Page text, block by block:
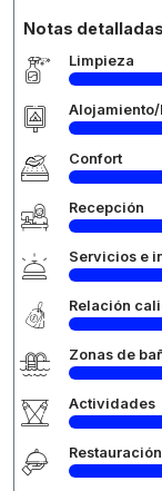
Notas
Limpieza
Alojamiento/
Confort
Recepción
Servicios e
Relación
Zonas de
Actividades
Restauración